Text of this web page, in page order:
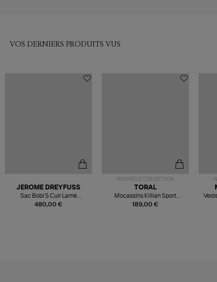
VOS DERNIERS PRODUITS VUS
480,00 €
JEROME DREYFUSS
Sac Bobi S Cuir Lamé
Champagne
NOUVELLE COLLECTION
189,00 €
TORAL
Mocassins Killian Sport
Mousse